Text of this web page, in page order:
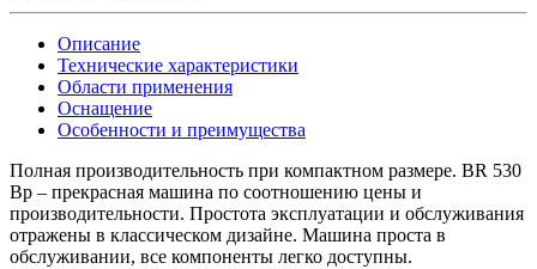
Описание
Технические характеристики
Области применения
Оснащение
Особенности и преимущества
Полная производительность при компактном размере. BR 530
Bp – прекрасная машина по соотношению цены и
производительности. Простота эксплуатации и обслуживания
отражены в классическом дизайне. Машина проста в
обслуживании, все компоненты легко доступны.